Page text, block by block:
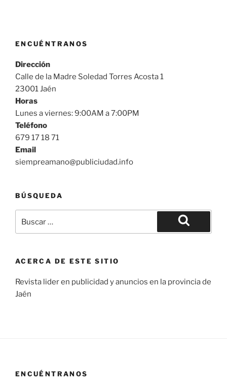
ENCUÉNTRANOS
Dirección
Calle de la Madre Soledad Torres Acosta 1
23001 Jaén
Horas
Lunes a viernes: 9:00AM a 7:00PM
Teléfono
679 17 18 71
Email
siempreamano@publiciudad.info
BÚSQUEDA
por:
Buscar
ACERCA DE ESTE SITIO
Revista lider en publicidad y anuncios en la provincia de
Jaén
ENCUÉNTRANOS